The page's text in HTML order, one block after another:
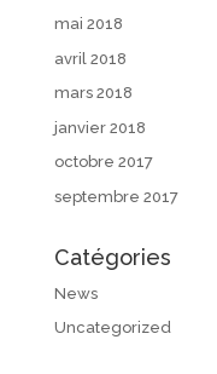
mai 2018
avril 2018
mars 2018
janvier 2018
octobre 2017
septembre 2017
Catégories
News
Uncategorized